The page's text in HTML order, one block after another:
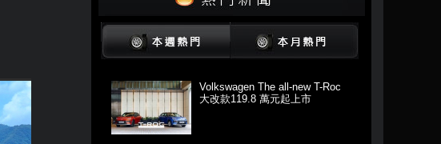
Volkswagen The all-new T-Roc
大改款119.8 萬元起上市